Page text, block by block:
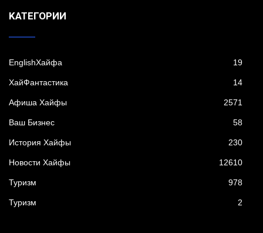
KАТЕГОРИИ
EnglishХайфа 19
XайФантастика 14
Афиша Хайфы 2571
Ваш Бизнес 58
История Хайфы 230
Новости Хайфы 12610
Туризм 978
Туризм 2